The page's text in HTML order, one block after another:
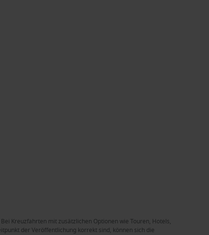
Kreuzfahrten mit zusätzlichen Optionen wie Touren, Hotels,
der Veröffentlichung korrekt sind, können sich die